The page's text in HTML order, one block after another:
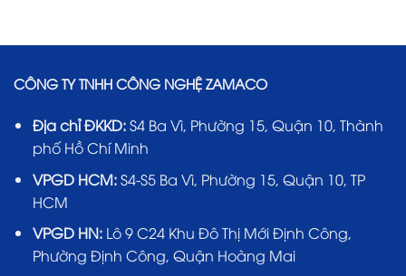
CÔNG TY TNHH CÔNG NGHỆ ZAMACO
Địa chỉ ĐKKD:S4 Ba Vì, Phường 15, Quận 10, Thành
phố Hồ Chí Minh
VPGD HCM:S4-S5 Ba Vì, Phường 15, Quận 10, TP
HCM
VPGD HN:Lô 9 C24 Khu Đô Thị Mới Định Công,
Phường Định Công, Quận Hoàng Mai